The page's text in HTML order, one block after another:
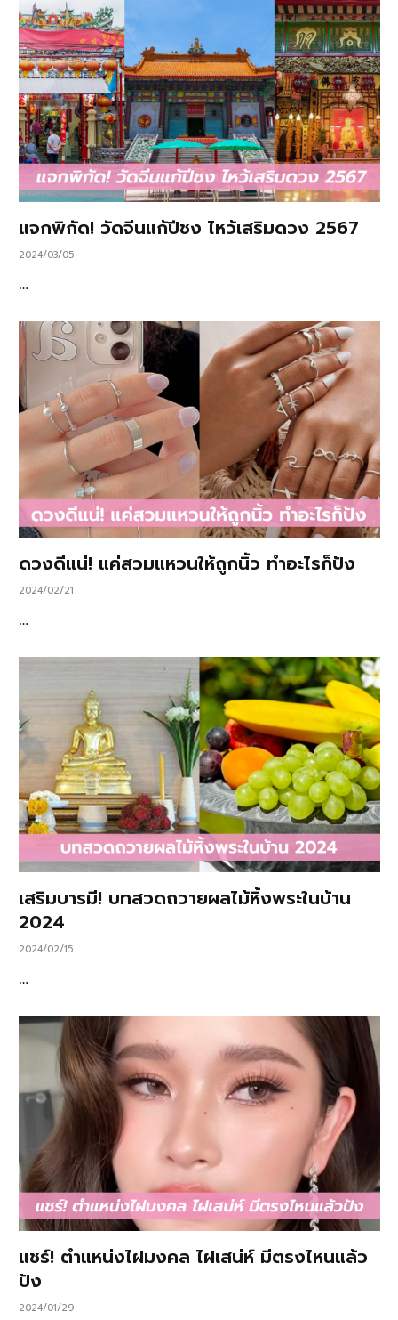
แจกพิกัด! วัดจีนแก้ปีชง ไหว้เสริมดวง 2567
2024/03/05
…
ดวงดีแน่! แค่สวมแหวนให้ถูกนิ้ว ทำอะไรก็ปัง
2024/02/21
…
เสริมบารมี! บทสวดถวายผลไม้หิ้งพระในบ้าน
2024
2024/02/15
…
แชร์! ตำแหน่งไฝมงคล ไฝเสน่ห์ มีตรงไหนแล้ว
ปัง
2024/01/29